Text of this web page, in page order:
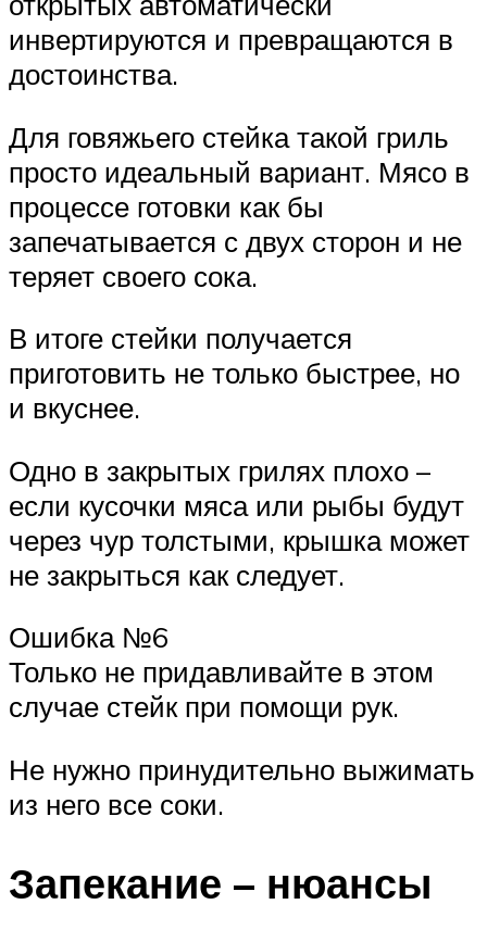
инвертируются и превращаются в
достоинства.
Для говяжьего стейка такой гриль
просто идеальный вариант. Мясо в
процессе готовки как бы
запечатывается с двух сторон и не
теряет своего сока.
В итоге стейки получается
приготовить не только быстрее, но
и вкуснее.
Одно в закрытых грилях плохо –
если кусочки мяса или рыбы будут
через чур толстыми, крышка может
не закрыться как следует.
Ошибка №6
Только не придавливайте в этом
случае стейк при помощи рук.
Не нужно принудительно выжимать
из него все соки.
Запекание – нюансы